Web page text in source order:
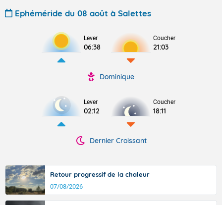
Ephéméride du 08 août à Salettes
Lever
06:38
Coucher
21:03
Dominique
Lever
02:12
Coucher
18:11
Dernier Croissant
Retour progressif de la chaleur
07/08/2026